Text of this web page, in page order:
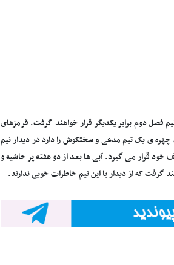
فصل دوم برابر یکدیگر قرار خواهند گرفت. قرمزهای
ی یک تیم مدعی و سختکوش را دارد در دیدار نیم
خود قرار می گیرد. آبی ها بعد از دو هفته پر حاشیه و
گرفت که از دیدار با این تیم خاطرات خوبی ندارند.